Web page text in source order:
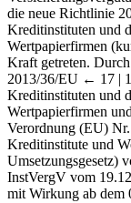
die neue Richtlinie
Kreditinstituten und
Wertpapierfirmen
Kraft getreten.
2013/36/EU ← 17 |
Kreditinstituten und
Wertpapierfirmen
Verordnung (EU)
Kreditinstitute und
Umsetzungsgesetz)
InstVergV vom
mit Wirkung ab dem